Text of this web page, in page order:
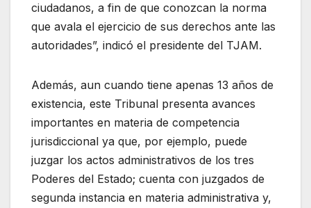
ciudadanos, a fin de que conozcan la norma
que avala el ejercicio de sus derechos ante las
autoridades”, indicó el presidente del TJAM.
Además, aun cuando tiene apenas 13 años de
existencia, este Tribunal presenta avances
importantes en materia de competencia
jurisdiccional ya que, por ejemplo, puede
juzgar los actos administrativos de los tres
Poderes del Estado; cuenta con juzgados de
segunda instancia en materia administrativa y,